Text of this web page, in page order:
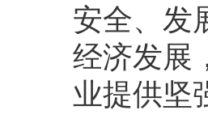
安全、发
经济发展
业提供坚